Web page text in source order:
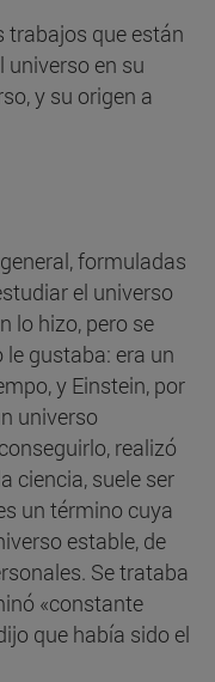
trabajos que están
universo en su
y su origen a
formuladas
el universo
lo hizo, pero se
gustaba: era un
y Einstein, por
universo
realizó
ciencia, suele ser
un término cuya
estable, de
Se trataba
«constante
que había sido el